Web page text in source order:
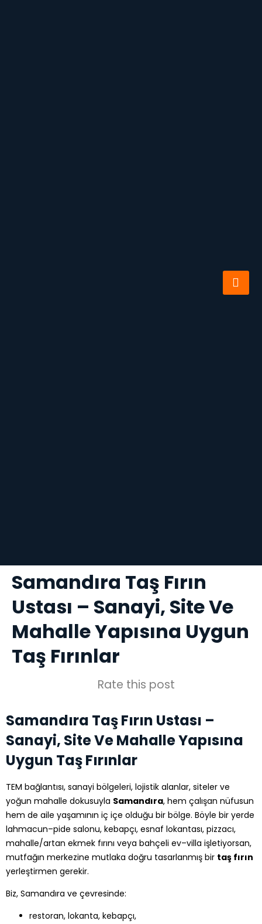
Samandıra Taş Fırın
Ustası – Sanayi, Site Ve
Mahalle Yapısına Uygun
Taş Fırınlar
Rate this post
Samandıra Taş Fırın Ustası –
Sanayi, Site Ve Mahalle Yapısına
Uygun Taş Fırınlar
TEM bağlantısı, sanayi bölgeleri, lojistik alanlar, siteler ve
yoğun mahalle dokusuyla Samandıra, hem çalışan nüfusun
hem de aile yaşamının iç içe olduğu bir bölge. Böyle bir yerde
lahmacun–pide salonu, kebapçı, esnaf lokantası, pizzacı,
mahalle/artan ekmek fırını veya bahçeli ev–villa işletiyorsan,
mutfağın merkezine mutlaka doğru tasarlanmış bir taş fırın
yerleştirmen gerekir.
Biz, Samandıra ve çevresinde:
restoran, lokanta, kebapçı,